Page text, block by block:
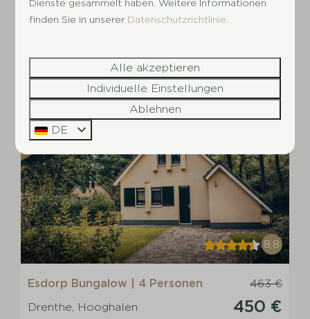
Umgebung
voll ausgestattete Küche.
Ansehen
Buchen
EMPFOHLEN
8,8
463 €
450 €
Esdorp Bungalow | 4 Personen
Drenthe, Hooghalen
Dienste gesammelt haben. Weitere Informationen
finden Sie in unserer Datenschutzrichtlinie
Alle akzeptieren
Individuelle Einstellungen
Ablehnen
DE